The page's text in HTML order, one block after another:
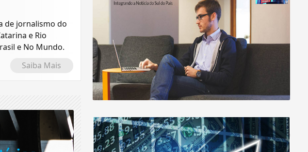
de jornalismo do
e Rio
e No Mundo.
Saiba Mais